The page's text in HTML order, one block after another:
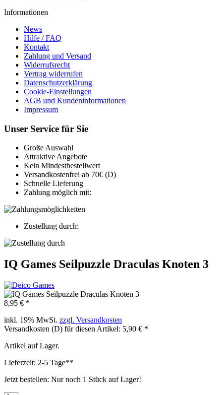
Informationen
News
Hilfe / FAQ
Kontakt
Zahlung und Versand
Widerrufsrecht
Vertrag widerrufen
Datenschutzerklärung
Cookie-Einstellungen
AGB und Kundeninformationen
Impressum
Unser Service für Sie
Große Auswahl
Attraktive Angebote
Kein Mindestbestellwert
Versandkostenfrei ab 70€ (D)
Schnelle Lieferung
Zahlung möglich mit:
Zustellung durch:
IQ Games Seilpuzzle Draculas Knoten 3
8,95 € *
inkl. 19% MwSt. zzgl. Versandkosten
Versandkosten (D) für diesen Artikel: 5,90 € *
Artikel auf Lager.
Lieferzeit: 2-5 Tage**
Jetzt bestellen: Nur noch 1 Stück auf Lager!